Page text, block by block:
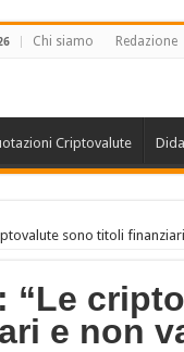
Chi siamo Redazione
Criptovalute
sono titoli
“Le
e non